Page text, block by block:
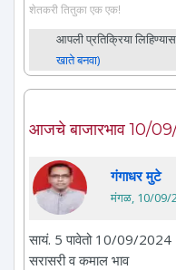
शेतकरी तितुका एक एक!
आपली प्रतिक्रिया
खाते बनवा)
आजचे बाजारभाव 10/
गंगाधर मुटे
मंगळ, 10/09/
सायं. 5 पावेतो 10/09/2024
सरासरी व कमाल भाव